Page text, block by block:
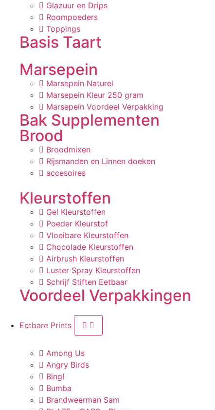
Glazuur en Drips
Roompoeders
Toppings
Basis Taart
Marsepein
Marsepein Naturel
Marsepein Kleur 250 gram
Marsepein Voordeel Verpakking
Bak Supplementen
Brood
Broodmixen
Rijsmanden en Linnen doeken
accesoires
Kleurstoffen
Gel Kleurstoffen
Poeder Kleurstof
Vloeibare Kleurstoffen
Chocolade Kleurstoffen
Airbrush Kleurstoffen
Luster Spray Kleurstoffen
Schrijf Stiften Eetbaar
Voordeel Verpakkingen
Eetbare Prints
Among Us
Angry Birds
Bing!
Bumba
Brandweerman Sam